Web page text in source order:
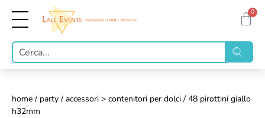
0
home / party / accessori > contenitori per dolci / 48 pirottini giallo
h32mm